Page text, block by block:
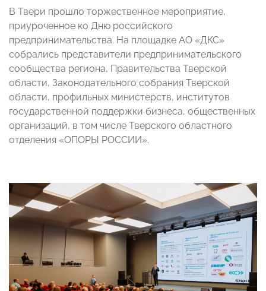
В Твери прошло торжественное мероприятие,
приуроченное ко Дню российского
предпринимательства. На площадке АО «ДКС»
собрались представители предпринимательского
сообщества региона, Правительства Тверской
области, Законодательного собрания Тверской
области, профильных министерств, институтов
государственной поддержки бизнеса, общественных
организаций, в том числе Тверского областного
отделения «ОПОРЫ РОССИИ».